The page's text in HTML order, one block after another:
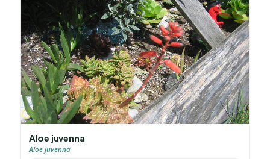
Aloe juvenna
Aloe juvenna